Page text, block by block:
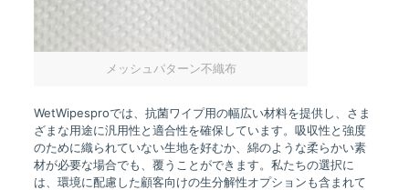
メッシュパターン不織布
WetWipesproでは、抗菌ワイプ用の幅広い材料を提供し、さま
ざまな用途に汎用性と適合性を確保しています。吸収性と強度
のために織られていない生地を好むか、綿のような柔らかい素
材が必要な場合でも、覆うことができます。私たちの選択に
は、環境に配慮した顧客向けの生分解性オプションも含まれて